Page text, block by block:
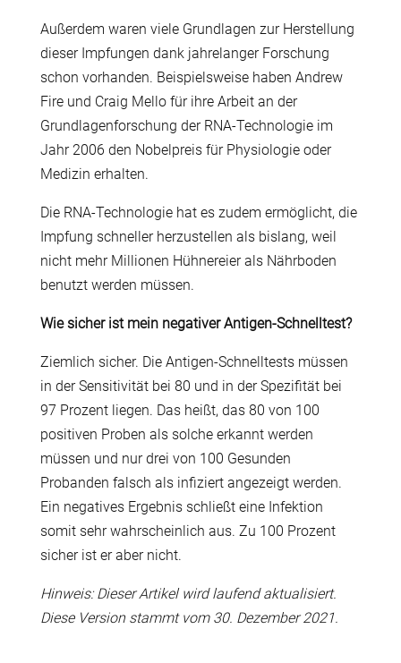
Außerdem waren viele Grundlagen zur Herstellung
dieser Impfungen dank jahrelanger Forschung
schon vorhanden. Beispielsweise haben Andrew
Fire und Craig Mello für ihre Arbeit an der
Grundlagenforschung der RNA-Technologie im
Jahr 2006 den Nobelpreis für Physiologie oder
Medizin erhalten.
Die RNA-Technologie hat es zudem ermöglicht, die
Impfung schneller herzustellen als bislang, weil
nicht mehr Millionen Hühnereier als Nährboden
benutzt werden müssen.
Wie sicher ist mein negativer Antigen-Schnelltest?
Ziemlich sicher. Die Antigen-Schnelltests müssen
in der Sensitivität bei 80 und in der Spezifität bei
97 Prozent liegen. Das heißt, das 80 von 100
positiven Proben als solche erkannt werden
müssen und nur drei von 100 Gesunden
Probanden falsch als infiziert angezeigt werden.
Ein negatives Ergebnis schließt eine Infektion
somit sehr wahrscheinlich aus. Zu 100 Prozent
sicher ist er aber nicht.
Hinweis: Dieser Artikel wird laufend aktualisiert.
Diese Version stammt vom 30. Dezember 2021.